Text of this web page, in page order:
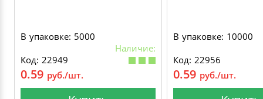
В упаковке: 5000
Наличие:
Код: 22949
0.59 руб./шт.
В упаковке: 10000
Код: 22956
0.59 руб./шт.